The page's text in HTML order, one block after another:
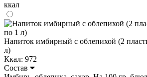
ккал
Напиток имбирный с облепихой (2
л)
Ккал: 972
Состав